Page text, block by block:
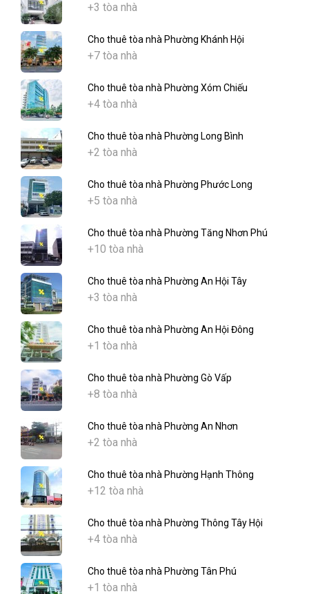
+3 tòa nhà
Cho thuê tòa nhà Phường Khánh Hội
+7 tòa nhà
Cho thuê tòa nhà Phường Xóm Chiếu
+4 tòa nhà
Cho thuê tòa nhà Phường Long Bình
+2 tòa nhà
Cho thuê tòa nhà Phường Phước Long
+5 tòa nhà
Cho thuê tòa nhà Phường Tăng Nhơn Phú
+10 tòa nhà
Cho thuê tòa nhà Phường An Hội Tây
+3 tòa nhà
Cho thuê tòa nhà Phường An Hội Đông
+1 tòa nhà
Cho thuê tòa nhà Phường Gò Vấp
+8 tòa nhà
Cho thuê tòa nhà Phường An Nhơn
+2 tòa nhà
Cho thuê tòa nhà Phường Hạnh Thông
+12 tòa nhà
Cho thuê tòa nhà Phường Thông Tây Hội
+4 tòa nhà
Cho thuê tòa nhà Phường Tân Phú
+1 tòa nhà